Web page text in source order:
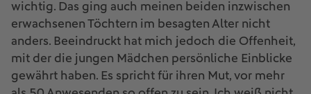
wichtig. Das ging auch meinen beiden inzwischen
erwachsenen Töchtern im besagten Alter nicht
anders. Beeindruckt hat mich jedoch die Offenheit,
mit der die jungen Mädchen persönliche Einblicke
gewährt haben. Es spricht für ihren Mut, vor mehr